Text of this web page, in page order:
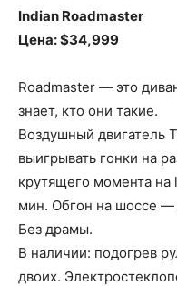
Indian Roadmaster
Цена: $34,999
Roadmaster — это
знает, кто они такие.
Воздушный двигатель
выигрывать гонки на
крутящего момента
мин. Обгон на шоссе —
Без драмы.
В наличии: подогрев
двоих.